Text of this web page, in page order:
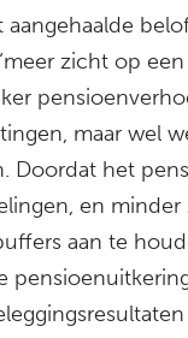
aangehaalde
zicht op
maar wel
Doordat het
en minder
aan te